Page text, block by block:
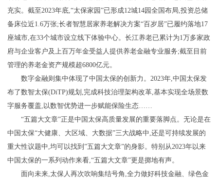
充实。截至2023年底,“太保家园”已形成12城14园全国布局,投资总储
备床位近1.6万张;长者智慧居家养老解决方案“百岁居”已履约落地17
座城市,在33个城市设立线下体验中心。长江养老已累计为1万多家政
府与企业客户及上百万年金受益人提供养老金融专业服务;截至目前
管理的养老金资产规模超6800亿元。
数字金融则集中体现了中国太保的创新力。2023年,中国太保发
布了数智太保(DiTP)规划,完成科技治理架构改革,基本实现全场景数
字服务覆盖,以数智优势进一步赋能保险生态……
“五篇大文章”正是中国太保高质量发展的重要落脚点。无论是在
中国太保“大健康、大区域、大数据”三大战略中,还是可持续发展的
重大性议题中,均可以找到”五篇大文章”的身影。特别从2023年以来
中国太保的一系列动作来看,“五篇大文章”更是掷地有声。
面向未来,太保人再次吹响集结号角,全力做好科技金融、绿色金